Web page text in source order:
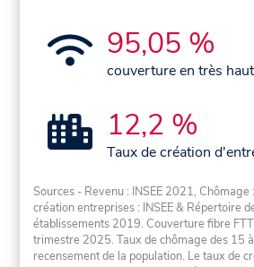
95,05 %
couverture en très
12,2 %
Taux de création
Sources - Revenu : INSEE 2021, Chômage
création entreprises : INSEE & Répertoire
établissements 2019. Couverture fibre
trimestre 2025. Taux de chômage des 15
recensement de la population. Le taux de